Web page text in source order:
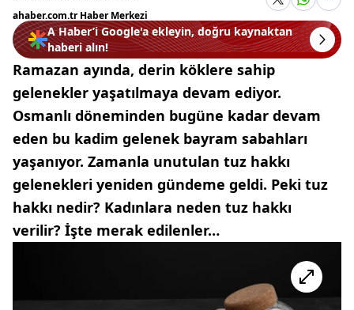
ahaber.com.tr Haber Merkezi
A Haber’i Google'a ekleyin, doğru kaynaktan
haberi alın!
Ramazan ayında, derin köklere sahip
gelenekler yaşatılmaya devam ediyor.
Osmanlı döneminden bugüne kadar devam
eden bu kadim gelenek bayram sabahları
yaşanıyor. Zamanla unutulan tuz hakkı
gelenekleri yeniden gündeme geldi. Peki tuz
hakkı nedir? Kadınlara neden tuz hakkı
verilir? İşte merak edilenler…